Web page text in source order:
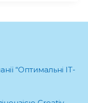
“Оптимальні ІТ-